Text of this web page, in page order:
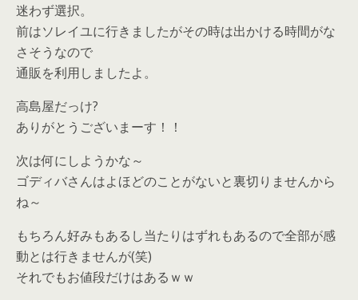
迷わず選択。
前はソレイユに行きましたがその時は出かける時間がな
さそうなので
通販を利用しましたよ。
高島屋だっけ?
ありがとうございまーす！！
次は何にしようかな～
ゴディバさんはよほどのことがないと裏切りませんから
ね～
もちろん好みもあるし当たりはずれもあるので全部が感
動とは行きませんが(笑)
それでもお値段だけはあるｗｗ